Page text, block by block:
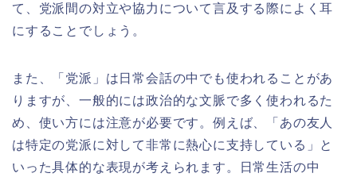
て、党派間の対立や協力について言及する際によく耳
にすることでしょう。
また、「党派」は日常会話の中でも使われることがあ
りますが、一般的には政治的な文脈で多く使われるた
め、使い方には注意が必要です。例えば、「あの友人
は特定の党派に対して非常に熱心に支持している」と
いった具体的な表現が考えられます。日常生活の中